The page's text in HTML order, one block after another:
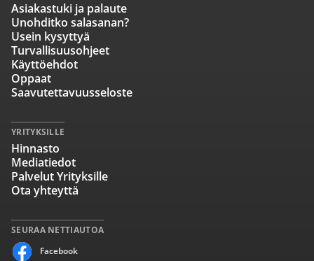
SEURAA NETTIAUTOA
Facebook
Asiakastuki ja palaute
Unohditko salasanan?
Usein kysyttyä
Turvallisuusohjeet
Käyttöehdot
Oppaat
Saavutettavuusseloste
YRITYKSILLE
Hinnasto
Mediatiedot
Palvelut Yrityksille
Ota yhteyttä